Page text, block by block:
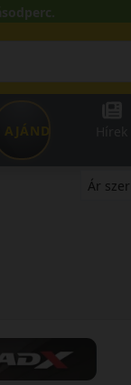
AJÁNDÉKUTALVÁNY